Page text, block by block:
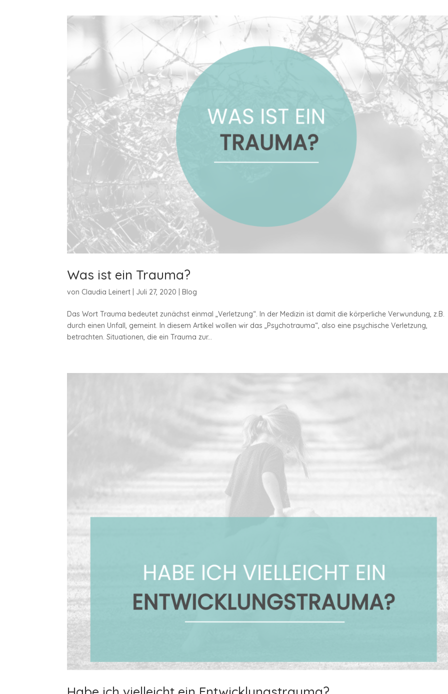
Was ist ein Trauma?
von Claudia Leinert Juli 27, 2020 |Blog
Das Wort Trauma bedeutet zunächst einmal „Verletzung“. In der Medizin ist damit die körperliche Verwundung, z.B.
durch einen Unfall, gemeint. In diesem Artikel wollen wir das „Psychotrauma“, also eine psychische Verletzung,
betrachten. Situationen, die ein Trauma zur...